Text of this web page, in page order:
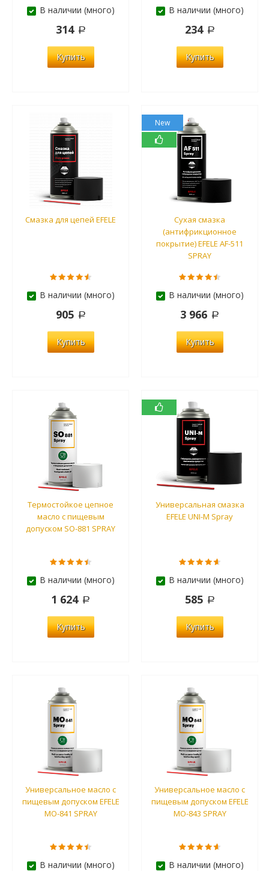
В наличии (много)
314
Купить
В наличии (много)
234
Купить
Смазка для цепей EFELE
В наличии (много)
905
Купить
New
Сухая смазка
(антифрикционное
покрытие) EFELE AF-511
SPRAY
В наличии (много)
3 966
Купить
Термостойкое цепное
масло с пищевым
допуском SO-881 SPRAY
В наличии (много)
1 624
Купить
Универсальная смазка
EFELE UNI-M Spray
В наличии (много)
585
Купить
Универсальное масло с
пищевым допуском EFELE
MO-841 SPRAY
В наличии (много)
Универсальное масло с
пищевым допуском EFELE
MO-843 SPRAY
В наличии (много)